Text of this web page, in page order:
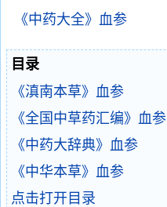
《中药大全》血参
目录
《滇南本草》血参
《全国中草药汇编》血参
《中药大辞典》血参
《中华本草》血参
点击打开目录